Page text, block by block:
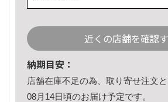
近くの店舗を確認
納期目安：
店舗在庫不足の為、取り寄せ注文と
08月14日頃のお届け予定です。